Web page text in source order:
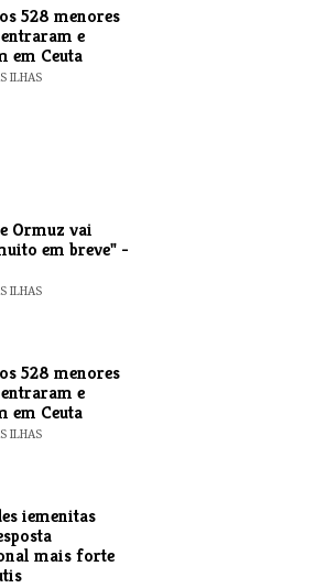
528 menores
e
em Ceuta
ILHAS
Ormuz vai
em breve" -
ILHAS
528 menores
e
em Ceuta
ILHAS
iemenitas
mais forte